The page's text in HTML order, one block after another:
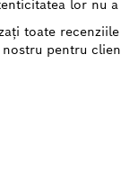
lor nu
toate
pentru